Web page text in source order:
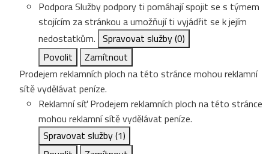
PodporaSlužby podpory ti pomáhají spojit se s týmem
stojícím za stránkou a umožňují ti vyjádřit se k jejím
nedostatkům. Spravovat služby(0)
Povolit
Zamítnout
Prodejem reklamních ploch na této stránce mohou reklamní
sítě vydělávat peníze.
Reklamní síť Prodejem reklamních ploch na této stránce
mohou reklamní sítě vydělávat peníze.
Spravovat služby(1)